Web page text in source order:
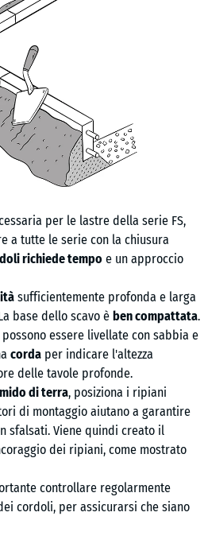
per le lastre della serie FS,
a tutte le serie con la chiusura
richiede tempo e un approccio
sufficientemente profonda e larga
base dello scavo è ben compattata.
essere livellate con sabbia e
corda per indicare l'altezza
delle tavole profonde.
di terra, posiziona i ripiani
di montaggio aiutano a garantire
sfalsati. Viene quindi creato il
dei ripiani, come mostrato
controllare regolarmente
cordoli, per assicurarsi che siano